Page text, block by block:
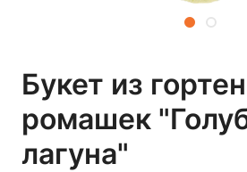
Букет из
ромашек
лагуна"